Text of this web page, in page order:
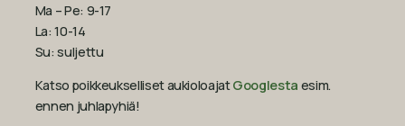
Ma – Pe: 9-17
La: 10-14
Su: suljettu
Katso poikkeukselliset aukioloajatGooglesta esim.
ennen juhlapyhiä!‍